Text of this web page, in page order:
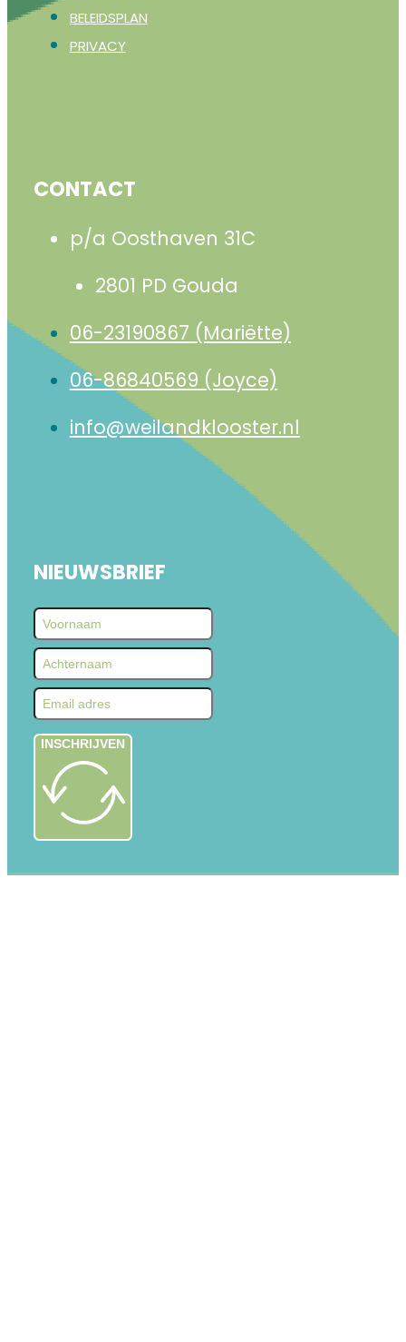
BELEIDSPLAN
PRIVACY
CONTACT
p/a Oosthaven 31C
2801 PD Gouda
06-23190867 (Mariëtte)
06-86840569 (Joyce)
info@weilandklooster.nl
NIEUWSBRIEF
INSCHRIJVEN